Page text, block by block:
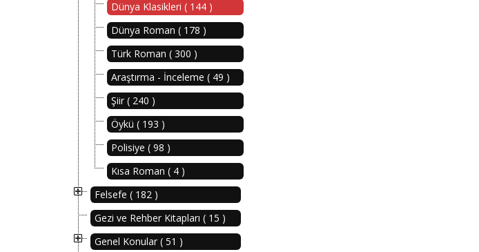
Dünya Klasikleri ( 144 )
Dünya Roman ( 178 )
Türk Roman ( 300 )
Araştırma - İnceleme ( 49 )
Şiir ( 240 )
Öykü ( 193 )
Polisiye ( 98 )
Kısa Roman ( 4 )
Felsefe ( 182 )
Gezi ve Rehber Kitapları ( 15 )
Genel Konular ( 51 )